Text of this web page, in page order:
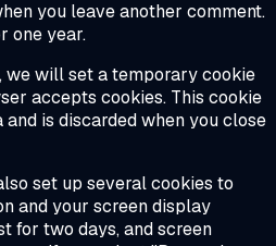
you leave another comment.
one year.
we will set a temporary cookie
accepts cookies. This cookie
is discarded when you close
set up several cookies to
and your screen display
for two days, and screen